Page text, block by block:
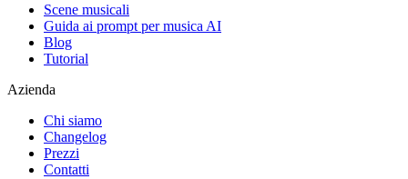
Scene musicali
Guida ai prompt per musica AI
Blog
Tutorial
Azienda
Chi siamo
Changelog
Prezzi
Contatti